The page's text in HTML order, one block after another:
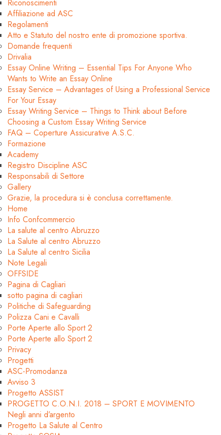
Riconoscimenti
Affiliazione ad ASC
Regolamenti
Atto e Statuto del nostro ente di promozione sportiva.
Domande frequenti
Drivalia
Essay Online Writing – Essential Tips For Anyone Who
Wants to Write an Essay Online
Essay Service – Advantages of Using a Professional Service
For Your Essay
Essay Writing Service – Things to Think about Before
Choosing a Custom Essay Writing Service
FAQ – Coperture Assicurative A.S.C.
Formazione
Academy
Registro Discipline ASC
Responsabili di Settore
Gallery
Grazie, la procedura si è conclusa correttamente.
Home
Info Confcommercio
La salute al centro Abruzzo
La Salute al centro Abruzzo
La Salute al centro Sicilia
Note Legali
OFFSIDE
Pagina di Cagliari
sotto pagina di cagliari
Politiche di Safeguarding
Polizza Cani e Cavalli
Porte Aperte allo Sport 2
Porte Aperte allo Sport 2
Privacy
Progetti
ASC-Promodanza
Avviso 3
Progetto ASSIST
PROGETTO C.O.N.I. 2018 – SPORT E MOVIMENTO
Negli anni d’argento
Progetto La Salute al Centro